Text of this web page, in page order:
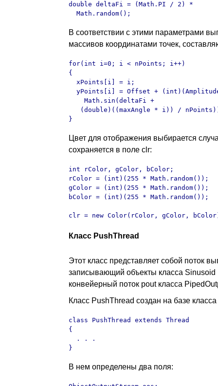
double deltaFi = (Math.PI / 2) *
  Math.random();
В соответствии с этими параметрами
массивов координатами точек,
for(int i=0; i < nPoints; i++)
{
  xPoints[i] = i;
yPoints[i] = Offset +
    Math.sin(deltaFi +
(double)((maxAngle * i)) /
}
Цвет для отображения выбирается
сохраняется в поле clr:
int rColor, gColor, bColor;
rColor = (int)(255 * Math.random());
gColor = (int)(255 * Math.random());
bColor = (int)(255 * Math.random());
clr = new Color(rColor, gColor,
Класс PushThread
Этот класс представляет собой поток
записывающий объекты класса
конвейерный поток pout класса
Класс PushThread создан на базе
class PushThread extends Thread
{
  . . .
}
В нем определены два поля: